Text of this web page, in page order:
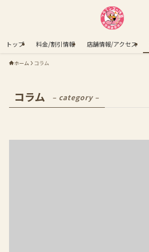
トップ 料金/割引情報 店舗情報/アクセス
ホーム コラム
コラム – category –